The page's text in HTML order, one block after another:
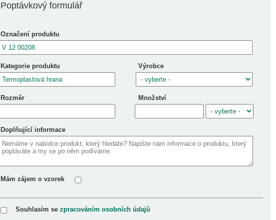
Poptávkový formulář
Označení produktu
Kategorie produktu Výrobce
Rozměr Množství
Doplňující informace
Mám zájem o vzorek
Souhlasím se zpracováním osobních údajů